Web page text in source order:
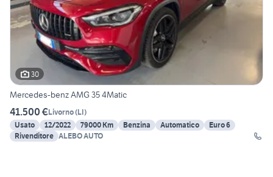
30
Mercedes-benz AMG 35 4Matic
41.500 €Livorno(LI)
Usato
12/2022 79000 Km Benzina Automatico
Euro 6
Rivenditore ALEBO AUTO